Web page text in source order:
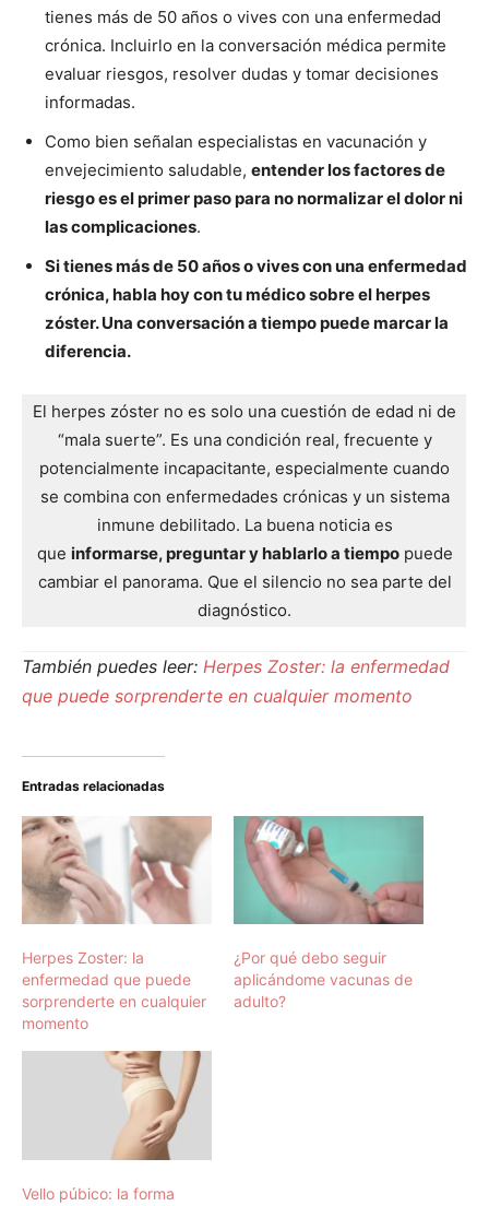
tienes más de 50 años o vives con una enfermedad
crónica. Incluirlo en la conversación médica permite
evaluar riesgos, resolver dudas y tomar decisiones
informadas.
Como bien señalan especialistas en vacunación y
envejecimiento saludable, entender los factores de
riesgo es el primer paso para no normalizar el dolor ni
las complicaciones.
Si tienes más de 50 años o vives con una enfermedad
crónica, habla hoy con tu médico sobre el herpes
zóster. Una conversación a tiempo puede marcar la
diferencia.
El herpes zóster no es solo una cuestión de edad ni de
“mala suerte”. Es una condición real, frecuente y
potencialmente incapacitante, especialmente cuando
se combina con enfermedades crónicas y un sistema
inmune debilitado. La buena noticia es
que informarse, preguntar y hablarlo a tiempopuede
cambiar el panorama. Que el silencio no sea parte del
diagnóstico.
También puedes leer: Herpes Zoster: la enfermedad
que puede sorprenderte en cualquier momento
Entradas relacionadas
Herpes Zoster: la
enfermedad que puede
sorprenderte en cualquier
momento
¿Por qué debo seguir
aplicándome vacunas de
adulto?
Vello púbico: la forma